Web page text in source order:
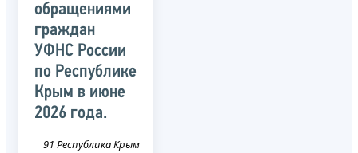
обращениями
граждан
УФНС России
по Республике
Крым в июне
2026 года.
91 Республика Крым